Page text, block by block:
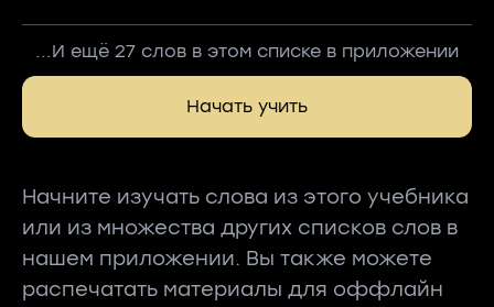
...И ещё 27 слов в этом списке в приложении
Начать учить
Начните изучать слова из этого учебника
или из множества других списков слов в
нашем приложении. Вы также можете
распечатать материалы для оффлайн